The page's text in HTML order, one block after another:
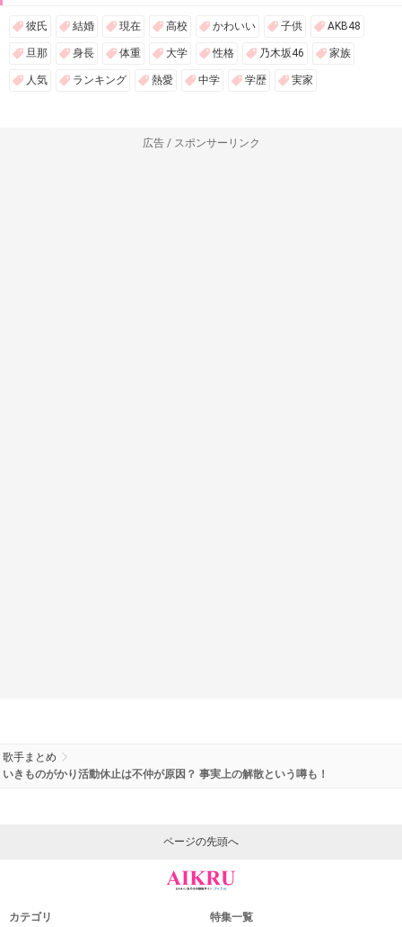
彼氏 結婚 現在 高校 かわいい 子供 AKB48
旦那 身長 体重 大学 性格 乃木坂46 家族
人気 ランキング 熱愛 中学 学歴 実家
広告 / スポンサーリンク
歌手まとめ
いきものがかり活動休止は不仲が原因？ 事実上の解散という噂も！
ページの先頭へ
カテゴリ 特集一覧